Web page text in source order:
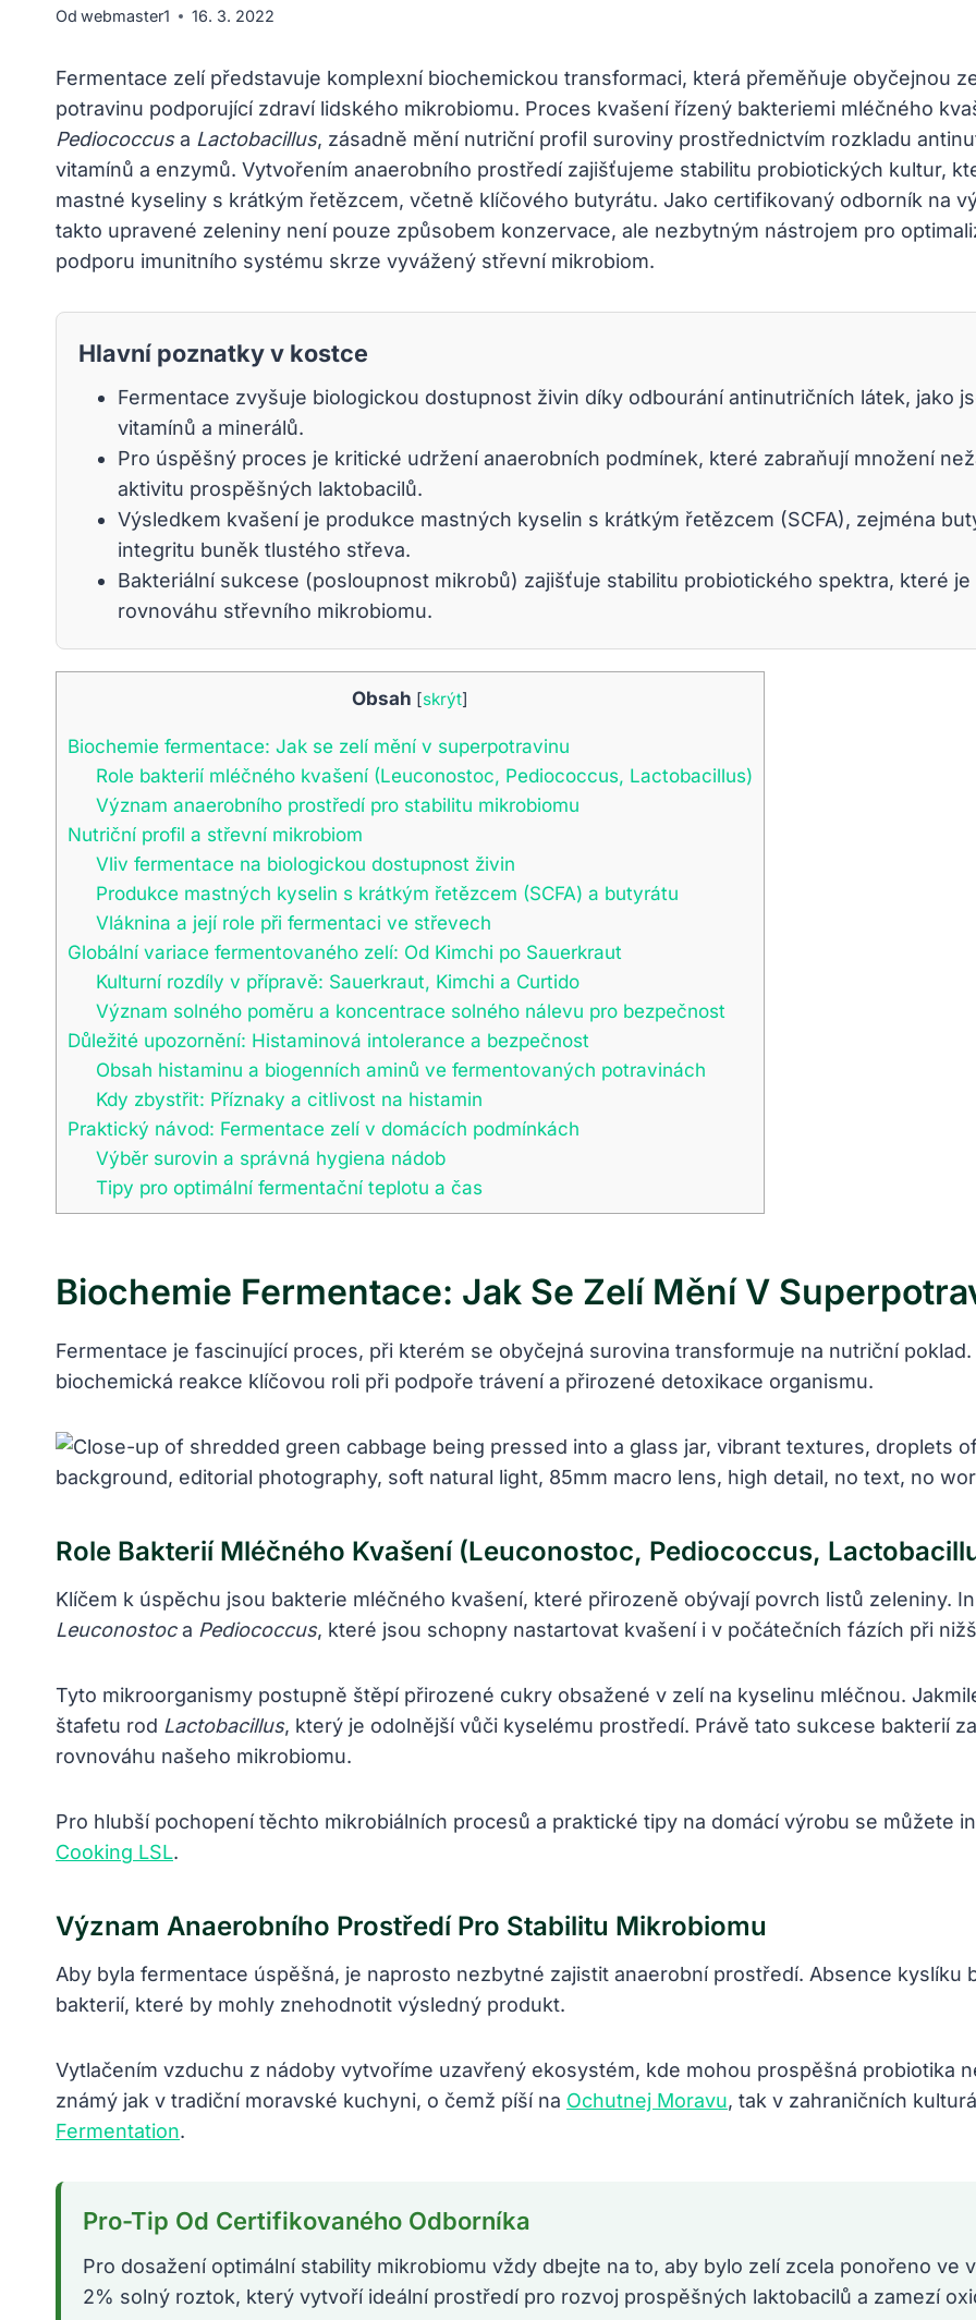
Od webmaster1 16. 3. 2022
Fermentace zelí představuje komplexní biochemickou transformaci, která přeměňuje obyčejnou
potravinu podporující zdraví lidského mikrobiomu. Proces kvašení řízený bakteriemi mléčného
Pediococcusa Lactobacillus, zásadně mění nutriční profil suroviny prostřednictvím rozkladu
vitamínů a enzymů. Vytvořením anaerobního prostředí zajišťujeme stabilitu probiotických kultur,
mastné kyseliny s krátkým řetězcem, včetně klíčového butyrátu. Jako certifikovaný odborník na
takto upravené zeleniny není pouze způsobem konzervace, ale nezbytným nástrojem pro
podporu imunitního systému skrze vyvážený střevní mikrobiom.
Hlavní poznatky v kostce
Fermentace zvyšuje biologickou dostupnost živin díky odbourání antinutričních látek, jako
vitamínů a minerálů.
Pro úspěšný proces je kritické udržení anaerobních podmínek, které zabraňují množení
aktivitu prospěšných laktobacilů.
Výsledkem kvašení je produkce mastných kyselin s krátkým řetězcem (SCFA), zejména
integritu buněk tlustého střeva.
Bakteriální sukcese (posloupnost mikrobů) zajišťuje stabilitu probiotického spektra, které
rovnováhu střevního mikrobiomu.
Obsah [skrýt]
Biochemie fermentace: Jak se zelí mění v superpotravinu
Role bakterií mléčného kvašení (Leuconostoc, Pediococcus, Lactobacillus)
Význam anaerobního prostředí pro stabilitu mikrobiomu
Nutriční profil a střevní mikrobiom
Vliv fermentace na biologickou dostupnost živin
Produkce mastných kyselin s krátkým řetězcem (SCFA) a butyrátu
Vláknina a její role při fermentaci ve střevech
Globální variace fermentovaného zelí: Od Kimchi po Sauerkraut
Kulturní rozdíly v přípravě: Sauerkraut, Kimchi a Curtido
Význam solného poměru a koncentrace solného nálevu pro bezpečnost
Důležité upozornění: Histaminová intolerance a bezpečnost
Obsah histaminu a biogenních aminů ve fermentovaných potravinách
Kdy zbystřit: Příznaky a citlivost na histamin
Praktický návod: Fermentace zelí v domácích podmínkách
Výběr surovin a správná hygiena nádob
Tipy pro optimální fermentační teplotu a čas
Biochemie Fermentace: Jak Se Zelí Mění V
Fermentace je fascinující proces, při kterém se obyčejná surovina transformuje na nutriční
biochemická reakce klíčovou roli při podpoře trávení a přirozené detoxikace organismu.
Role Bakterií Mléčného Kvašení (Leuconostoc, Pediococcus,
Klíčem k úspěchu jsou bakterie mléčného kvašení, které přirozeně obývají povrch listů zeleniny.
Leuconostoca Pediococcus, které jsou schopny nastartovat kvašení i v počátečních fázích při
Tyto mikroorganismy postupně štěpí přirozené cukry obsažené v zelí na kyselinu mléčnou.
štafetu rod Lactobacillus, který je odolnější vůči kyselému prostředí. Právě tato sukcese bakterií
rovnováhu našeho mikrobiomu.
Pro hlubší pochopení těchto mikrobiálních procesů a praktické tipy na domácí výrobu se můžete
Cooking LSL.
Význam Anaerobního Prostředí Pro Stabilitu Mikrobiomu
Aby byla fermentace úspěšná, je naprosto nezbytné zajistit anaerobní prostředí. Absence kyslíku
bakterií, které by mohly znehodnotit výsledný produkt.
Vytlačením vzduchu z nádoby vytvoříme uzavřený ekosystém, kde mohou prospěšná probiotika
známý jak v tradiční moravské kuchyni, o čemž píší na Ochutnej Moravu, tak v zahraničních
Fermentation.
Pro-Tip Od Certifikovaného Odborníka
Pro dosažení optimální stability mikrobiomu vždy dbejte na to, aby bylo zelí zcela ponořeno ve
2% solný roztok, který vytvoří ideální prostředí pro rozvoj prospěšných laktobacilů a zamezí